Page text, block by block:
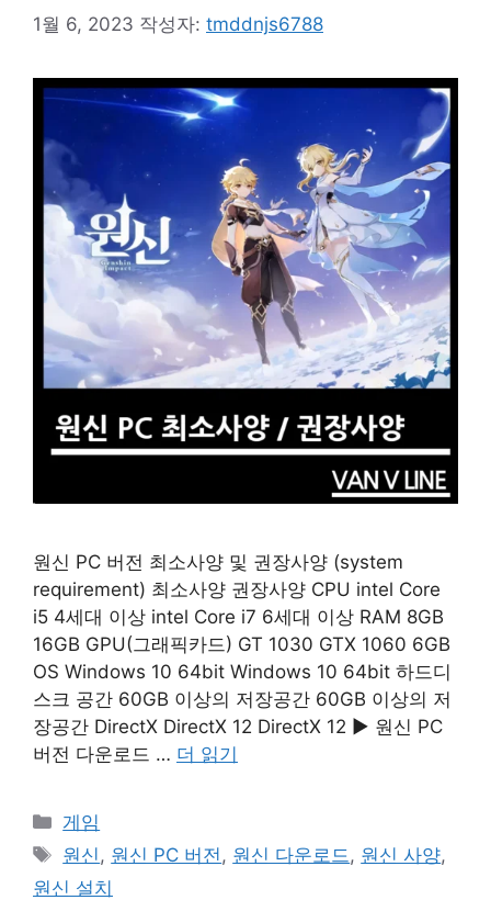
1월 6, 2023 작성자: tmddnjs6788
원신 PC 버전 최소사양 및 권장사양 (system
requirement) 최소사양 권장사양 CPU intel Core
i5 4세대 이상 intel Core i7 6세대 이상 RAM 8GB
16GB GPU(그래픽카드) GT 1030 GTX 1060 6GB
OS Windows 10 64bit Windows 10 64bit 하드디
스크 공간 60GB 이상의 저장공간 60GB 이상의 저
장공간 DirectX DirectX 12 DirectX 12 ▶ 원신 PC
버전 다운로드 … 더 읽기
카
테
게임
태
그
원신 , 원신 PC 버전 , 원신 다운로드 , 원신 사양,
원신 설치